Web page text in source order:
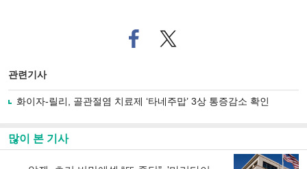
페
이
로
기
트위
터로
관련기사
화이자-릴리, 골관절염 치료제 ‘타네주맙’ 3상 통증감소 확인
많이 본 기사